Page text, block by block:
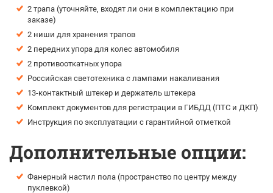
2 трапа (уточняйте, входят ли они в комплектацию при
заказе)
2 ниши для хранения трапов
2 передних упора для колес автомобиля
2 противооткатных упора
Российская светотехника с лампами накаливания
13-контактный штекер и держатель штекера
Комплект документов для регистрации в ГИБДД (ПТС и ДКП)
Инструкция по эксплуатации с гарантийной отметкой
Дополнительные опции:
Фанерный настил пола (пространство по центру между
пуклевкой)